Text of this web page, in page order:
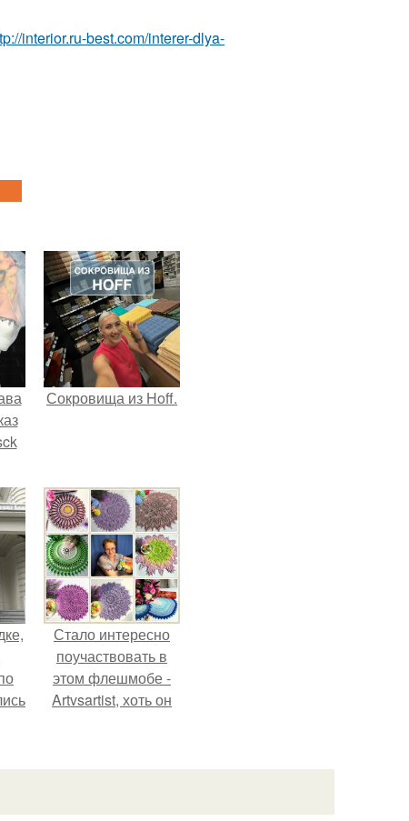
interior.ru-best.com/interer-dlya-
Сокровища из Hoff.
Стало интересно
поучаствовать в
этом флешмобе -
Artvsartist, хоть он
больше про